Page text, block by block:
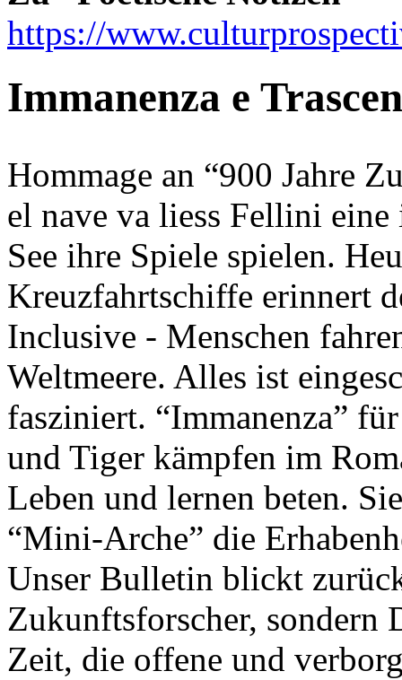
https://
Immanenza e
Hommage an “900 Jahre
el nave va liess Fellini
See ihre Spiele spielen.
Kreuzfahrtschiffe erinnert
Inclusive - Menschen
Weltmeere. Alles ist
fasziniert. “Immanenza”
und Tiger kämpfen im
Leben und lernen beten.
“Mini-Arche” die
Unser Bulletin blickt
Zukunftsforscher, sondern
Zeit, die offene und